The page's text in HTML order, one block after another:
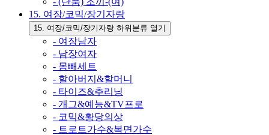
15. 여장/코믹/장기자랑
15. 여장/코믹/장기자랑 하위분류 열기
- 여장남자
- 남장여자
- 몸빼세트
- 할아버지&할머니
- 타이즈&추리닝
- 개그&예능&TV프로
- 코믹&황당의상
- 트로트가수&복면가수